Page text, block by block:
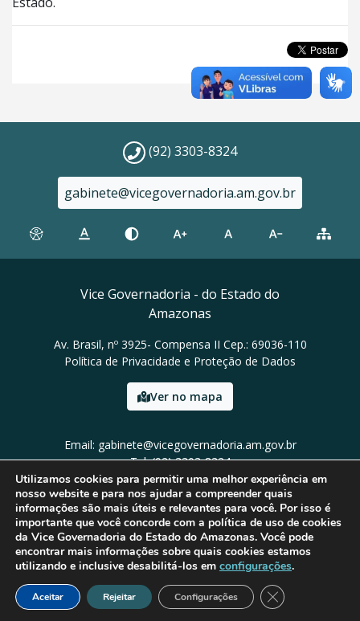
(92) 3303-8324
gabinete@vicegovernadoria.am.gov.br
Vice Governadoria - do Estado do
Amazonas
Av. Brasil, nº 3925- Compensa II Cep.: 69036-110
Política de Privacidade e Proteção de Dados
Ver no mapa
Email: gabinete@vicegovernadoria.am.gov.br
Tel: (92) 3303-8324
Utilizamos cookies para permitir uma melhor experiência em
nosso website e para nos ajudar a compreender quais
informações são mais úteis e relevantes para você. Por isso é
importante que você concorde com a política de uso de cookies
da Vice Governadoria do Estado do Amazonas. Você pode
encontrar mais informações sobre quais cookies estamos
utilizando e inclusive desabilitá-los em configurações.
Aceitar Rejeitar Configurações Close GDPR